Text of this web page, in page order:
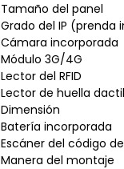
Tamaño del panel
Grado del IP (prenda
Cámara incorporada
Módulo 3G/4G
Lector del RFID
Lector de huella
Dimensión
Batería incorporada
Escáner del código
Manera del montaje